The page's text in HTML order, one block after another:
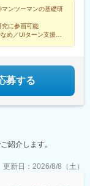
の一例】中外製薬
化学工業株式会社
ニプロファーマ株
ファインケミカル宇
ム株式会社高田製薬
ンツーマンの基礎研
に参画可能
め／UIターン支援充
募する
紹介します。
更新日： 2026/8/8（土）